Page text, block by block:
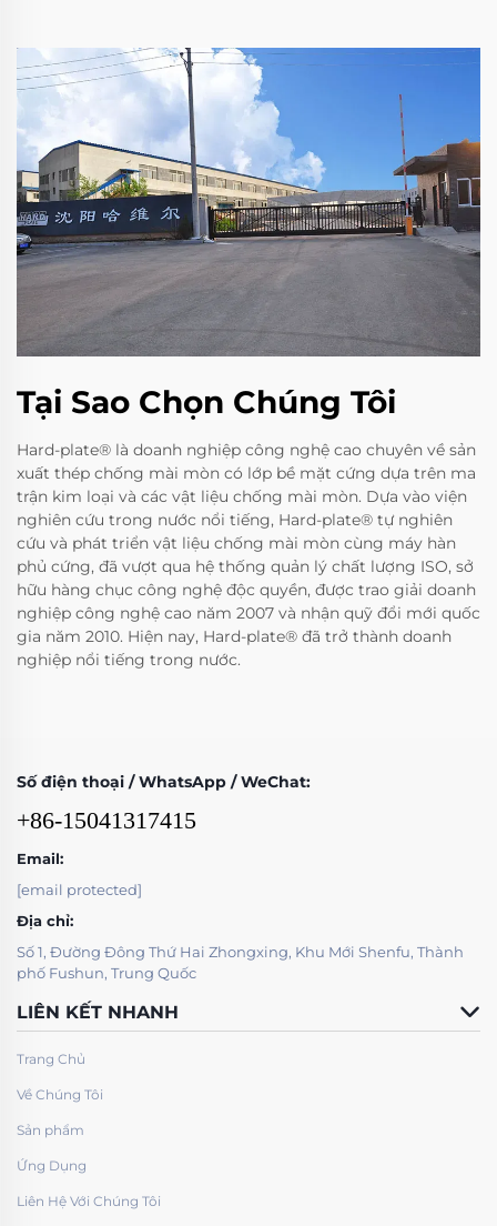
Tại Sao Chọn Chúng Tôi
Hard-plate® là doanh nghiệp công nghệ cao chuyên về sản
xuất thép chống mài mòn có lớp bề mặt cứng dựa trên ma
trận kim loại và các vật liệu chống mài mòn. Dựa vào viện
nghiên cứu trong nước nổi tiếng, Hard-plate® tự nghiên
cứu và phát triển vật liệu chống mài mòn cùng máy hàn
phủ cứng, đã vượt qua hệ thống quản lý chất lượng ISO, sở
hữu hàng chục công nghệ độc quyền, được trao giải doanh
nghiệp công nghệ cao năm 2007 và nhận quỹ đổi mới quốc
gia năm 2010. Hiện nay, Hard-plate® đã trở thành doanh
nghiệp nổi tiếng trong nước.
Số điện thoại / WhatsApp / WeChat:
+86-15041317415
Email:
[email protected]
Địa chỉ:
Số 1, Đường Đông Thứ Hai Zhongxing, Khu Mới Shenfu, Thành
phố Fushun, Trung Quốc
LIÊN KẾT NHANH
Trang Chủ
Về Chúng Tôi
Sản phẩm
Ứng Dụng
Liên Hệ Với Chúng Tôi